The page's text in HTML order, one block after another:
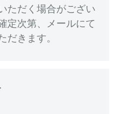
ただく場合がござい
定次第、メールにて
だきます。